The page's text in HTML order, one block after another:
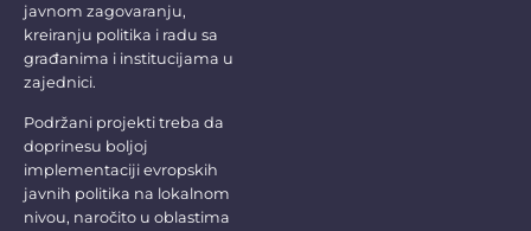
javnom zagovaranju,
kreiranju politika i radu sa
građanima i institucijama u
zajednici.
Podržani projekti treba da
doprinesu boljoj
implementaciji evropskih
javnih politika na lokalnom
nivou, naročito u oblastima